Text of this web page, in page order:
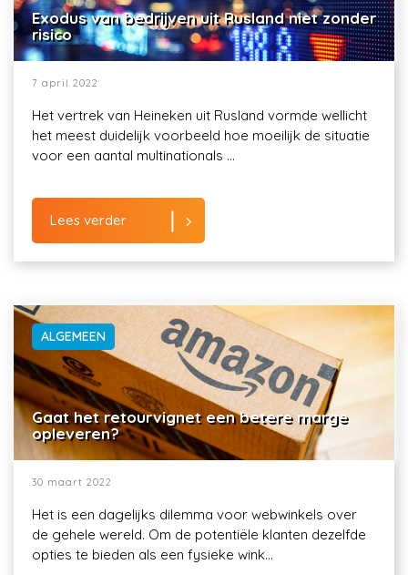
Exodus van bedrijven uit Rusland niet zonder
risico
7 april 2022
Het vertrek van Heineken uit Rusland vormde wellicht
het meest duidelijk voorbeeld hoe moeilijk de situatie
voor een aantal multinationals ...
Lees verder
ALGEMEEN
Gaat het retourvignet een betere marge
opleveren?
30 maart 2022
Het is een dagelijks dilemma voor webwinkels over
de gehele wereld. Om de potentiële klanten dezelfde
opties te bieden als een fysieke wink...